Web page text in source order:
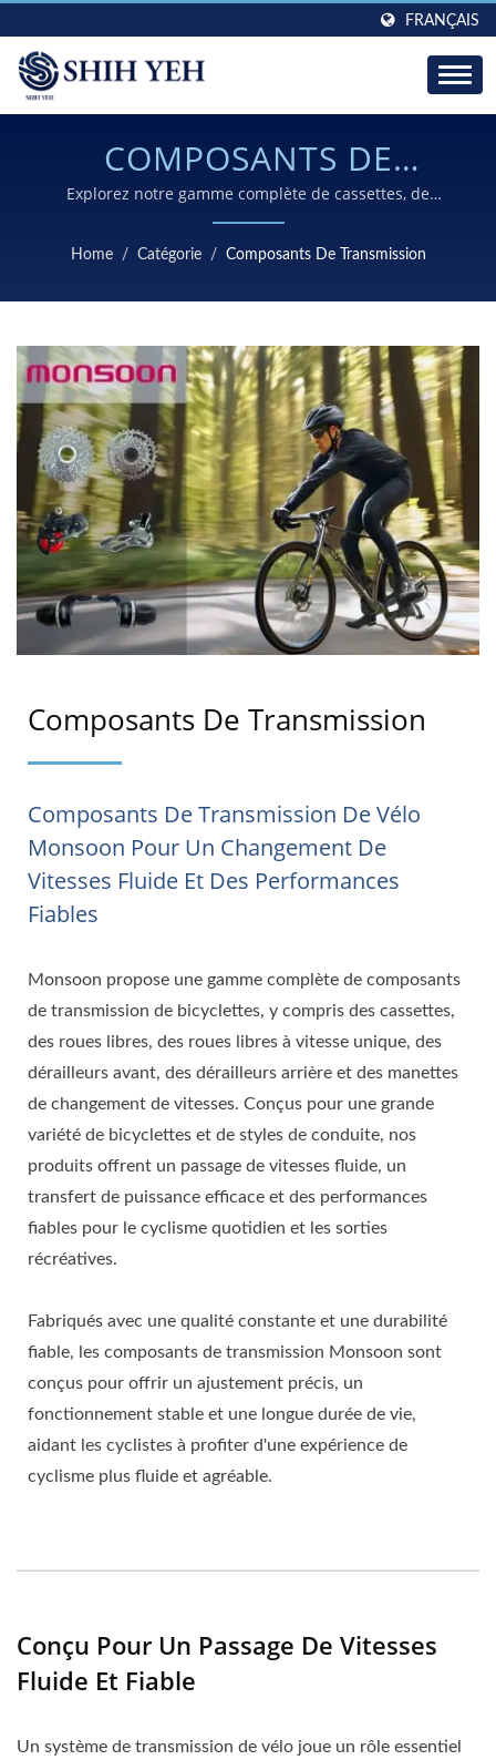
FRANÇAIS
COMPOSANTS DE
TRANSMISSION HAUT DE
GAMME POUR CHAQUE
APPLICATION CYCLISTE
Explorez notre gamme complète de cassettes, de
pignons, de dérailleurs avant, de dérailleurs arrière et
de manettes conçus pour les VTT, les vélos de route et
Home / Catégorie / Composants De Transmission
Composants De Transmission
Composants De Transmission De Vélo
Monsoon Pour Un Changement De
Vitesses Fluide Et Des Performances
Fiables
Monsoon propose une gamme complète de composants
de transmission de bicyclettes, y compris des cassettes,
des roues libres, des roues libres à vitesse unique, des
dérailleurs avant, des dérailleurs arrière et des manettes
de changement de vitesses. Conçus pour une grande
variété de bicyclettes et de styles de conduite, nos
produits offrent un passage de vitesses fluide, un
transfert de puissance efficace et des performances
fiables pour le cyclisme quotidien et les sorties
récréatives.
Fabriqués avec une qualité constante et une durabilité
fiable, les composants de transmission Monsoon sont
conçus pour offrir un ajustement précis, un
fonctionnement stable et une longue durée de vie,
aidant les cyclistes à profiter d'une expérience de
cyclisme plus fluide et agréable.
Conçu Pour Un Passage De Vitesses
Fluide Et Fiable
Un système de transmission de vélo joue un rôle essentiel